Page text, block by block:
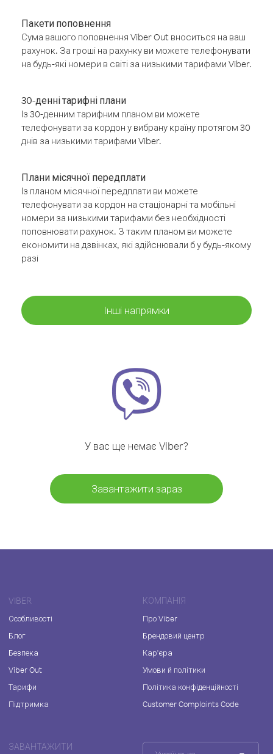
Пакети поповнення
Сума вашого поповнення Viber Out вноситься на ваш
рахунок. За гроші на рахунку ви можете телефонувати
на будь-які номери в світі за низькими тарифами Viber.
30-денні тарифні плани
Із 30-денним тарифним планом ви можете
телефонувати за кордон у вибрану країну протягом 30
днів за низькими тарифами Viber.
Плани місячної передплати
Із планом місячної передплати ви можете
телефонувати за кордон на стаціонарні та мобільні
номери за низькими тарифами без необхідності
поповнювати рахунок. З таким планом ви можете
економити на дзвінках, які здійснювали б у будь-якому
разі
Інші напрямки
У вас ще немає Viber?
Завантажити зараз
VIBER
Особливості
Блог
Безпека
Viber Out
Тарифи
Підтримка
КОМПАНІЯ
Про Viber
Брендовий центр
Кар'єра
Умови й політики
Політика конфіденційності
Customer Complaints Code
ЗАВАНТАЖИТИ